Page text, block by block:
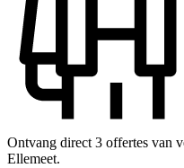
Ontvang direct 3 offertes van
Ellemeet.